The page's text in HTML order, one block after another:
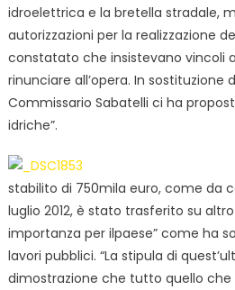
idroelettrica e la bretella stradale,
autorizzazioni per la realizzazione
constatato che insistevano vincoli
rinunciare all’opera. In sostituzione
Commissario Sabatelli ci ha
idriche”.
stabilito di 750mila euro, come da
luglio 2012, è stato trasferito su
importanza per ilpaese” come ha
lavori pubblici. “La stipula di
dimostrazione che tutto quello